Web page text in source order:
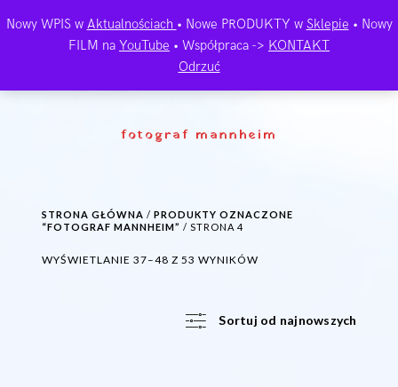
fotograf mannheim
STRONA GŁÓWNA /PRODUKTY OZNACZONE
“FOTOGRAF MANNHEIM” / STRONA 4
WYŚWIETLANIE 37–48 Z 53 WYNIKÓW
Sortuj od najnowszych
Nowy WPIS w Aktualnościach • Nowe PRODUKTY w Sklepie • Nowy
FILM na YouTube • Współpraca -> KONTAKT
Odrzuć